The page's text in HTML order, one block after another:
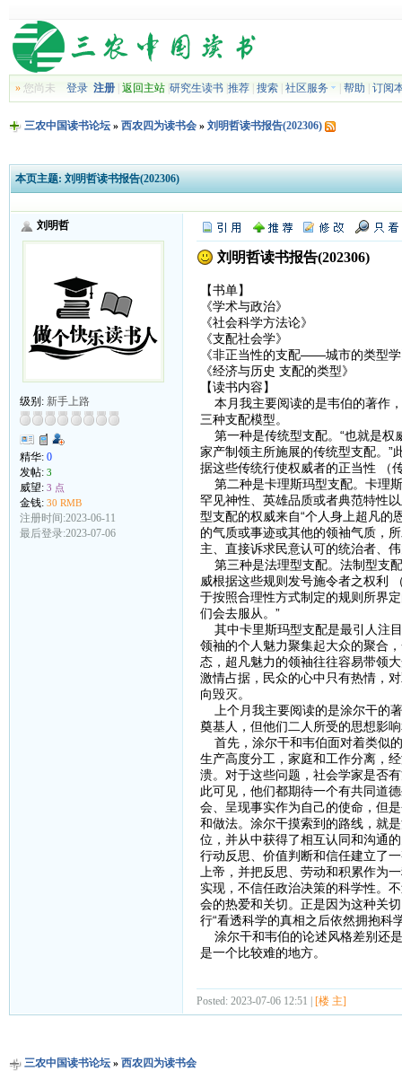
»您尚未 登录 注册| 返回主站| 研究生读书| 推荐| 搜索| 社区服务 帮助 订阅
三农中国读书论坛» 西农四为读书会 » 刘明哲读书报告(202306)
本页主题: 刘明哲读书报告(202306)
刘明哲
级别: 新手上路
精华: 0
发帖: 3
威望: 3 点
金钱: 30 RMB
注册时间:2023-06-11
最后登录:2023-07-06
刘明哲读书报告(202306)
【书单】
《学术与政治》
《社会科学方法论》
《支配社会学》
《非正当性的支配——城市的类型
《经济与历史 支配的类型》
【读书内容】
本月我主要阅读的是韦伯的著作
三种支配模型。
第一种是传统型支配。“也就是权
家产制领主所施展的传统型支配。
据这些传统行使权威者的正当性 （
第二种是卡理斯玛型支配。卡理
罕见神性、英雄品质或者典范特性
型支配的权威来自“个人身上超凡的
的气质或事迹或其他的领袖气质
主、直接诉求民意认可的统治者、
第三种是法理型支配。法制型支
威根据这些规则发号施令者之权利
于按照合理性方式制定的规则所界
们会去服从。”
其中卡里斯玛型支配是最引人注
领袖的个人魅力聚集起大众的聚合
态，超凡魅力的领袖往往容易带领
激情占据，民众的心中只有热情，
向毁灭。
上个月我主要阅读的是涂尔干的
奠基人，但他们二人所受的思想影
首先，涂尔干和韦伯面对着类似
生产高度分工，家庭和工作分离，
溃。对于这些问题，社会学家是否
此可见，他们都期待一个有共同道
会、呈现事实作为自己的使命，但
和做法。涂尔干摸索到的路线，就
位，并从中获得了相互认同和沟通
行动反思、价值判断和信任建立了
上帝，并把反思、劳动和积累作为
实现，不信任政治决策的科学性。
会的热爱和关切。正是因为这种关
行“看透科学的真相之后依然拥抱科
涂尔干和韦伯的论述风格差别还
是一个比较难的地方。
Posted: 2023-07-06 12:51 | [楼 主]
三农中国读书论坛» 西农四为读书会